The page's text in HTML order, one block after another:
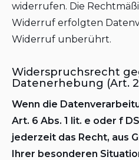
widerrufen. Die
Widerruf erfolgten
Widerruf unberührt.
Widerspruchsrecht
Datenerhebung (Art.
Wenn die
Art. 6 Abs. 1 lit. e oder f
jederzeit das Recht, aus
Ihrer besonderen